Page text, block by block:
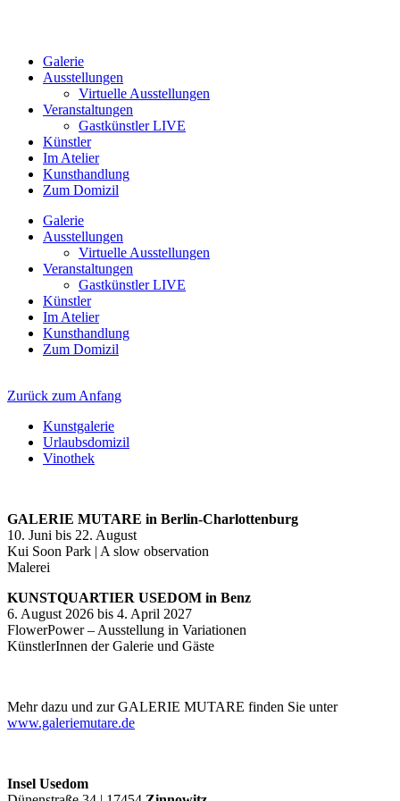
Galerie
Ausstellungen
Virtuelle Ausstellungen
Veranstaltungen
Gastkünstler LIVE
Künstler
Im Atelier
Kunsthandlung
Zum Domizil
Galerie
Ausstellungen
Virtuelle Ausstellungen
Veranstaltungen
Gastkünstler LIVE
Künstler
Im Atelier
Kunsthandlung
Zum Domizil
Zurück zum Anfang
Kunstgalerie
Urlaubsdomizil
Vinothek
GALERIE MUTARE in Berlin-Charlottenburg
10. Juni bis 22. August
Kui Soon Park | A slow observation
Malerei
KUNSTQUARTIER USEDOM in Benz
6. August 2026 bis 4. April 2027
FlowerPower – Ausstellung in Variationen
KünstlerInnen der Galerie und Gäste
Mehr dazu und zur GALERIE MUTARE finden Sie unter
www.galeriemutare.de
Insel Usedom